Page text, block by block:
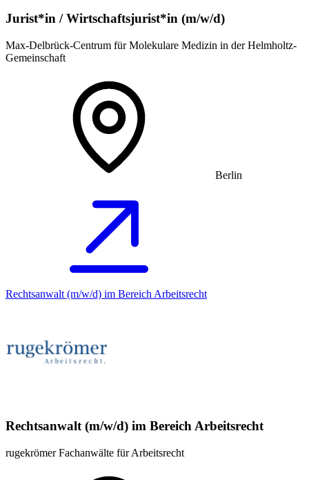
Jurist*in / Wirtschafts­jurist*in (m/w/d)
Max-Delbrück-Centrum für Molekulare Medizin in der Helmholtz-
Gemeinschaft
Berlin
Rechtsanwalt (m/w/d) im Bereich Arbeitsrecht
Rechtsanwalt (m/w/d) im Bereich Arbeitsrecht
rugekrömer Fachanwälte für Arbeitsrecht